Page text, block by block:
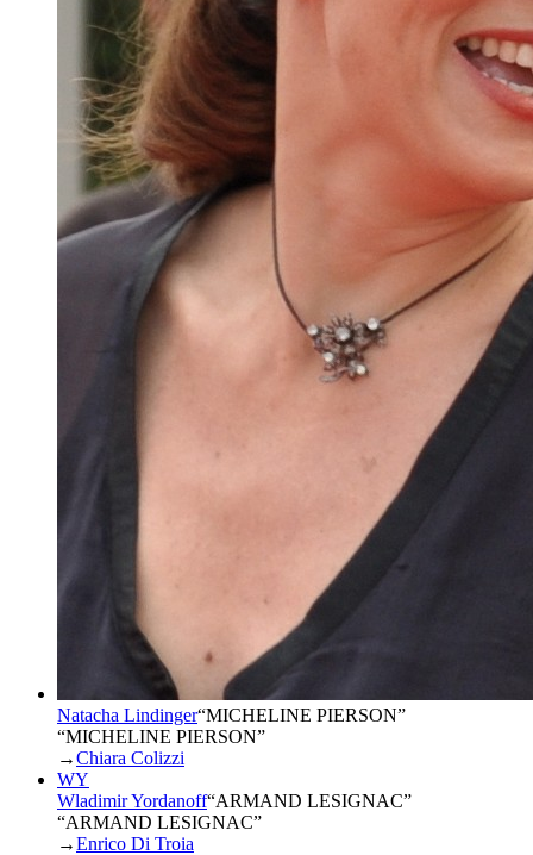
Natacha Lindinger“MICHELINE PIERSON”
“MICHELINE PIERSON”
→Chiara Colizzi
WY
Wladimir Yordanoff“ARMAND LESIGNAC”
“ARMAND LESIGNAC”
→Enrico Di Troia